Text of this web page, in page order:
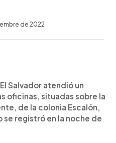
de 2022
Salvador atendió un
oficinas, situadas sobre la
de la colonia Escalón,
se registró en la noche de